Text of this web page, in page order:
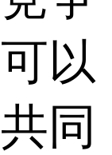
以
同